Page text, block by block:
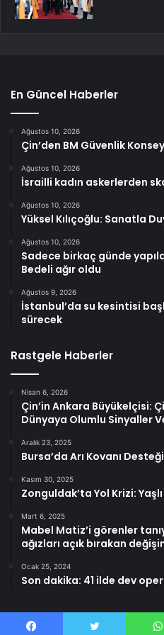
En Güncel Haberler
Ağustos 10, 2026
Çin’den BM Güvenlik
Ağustos 10, 2026
İsrailli kadın askerlerden
Ağustos 10, 2026
Yüksel Kılıçoğlu: Sanatla
Ağustos 10, 2026
Sadece birkaç günde
Bedeli ağır oldu
Ağustos 9, 2026
İstanbul’da su kesintisi
sürecek
Rastgele Haberler
Nisan 6, 2026
Çin’in Ankara Büyükelçisi:
Dünyaya Olumlu Sinyaller
Aralık 23, 2025
Bursa’da Arı Kovanı
Kasım 30, 2025
Zonguldak’ta Yol Krizi:
Mart 6, 2025
Mabel Matiz’i görenler
ağızları açık bırakan
Ocak 25, 2024
Son dakika: 41 ilde dev